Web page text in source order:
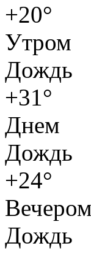
+20°
Утром
Дождь
+31°
Днем
Дождь
+24°
Вечером
Дождь